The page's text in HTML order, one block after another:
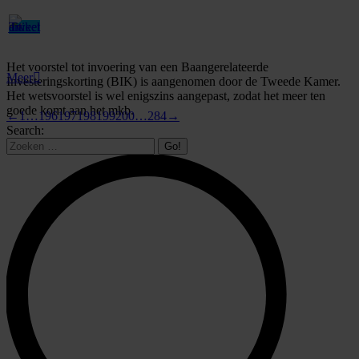
Het voorstel tot invoering van een Baangerelateerde
Investeringskorting (BIK) is aangenomen door de Tweede Kamer.
Het wetsvoorstel is wel enigszins aangepast, zodat het meer ten
goede komt aan het mkb.
Meer
←1… 196197198199200…284→
Search: